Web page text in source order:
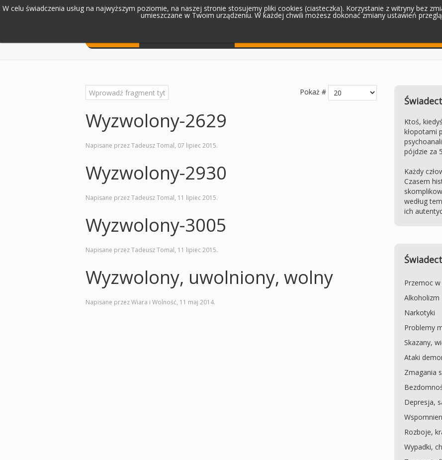
W celu świadczenia usług na najwyższym poziomie, na naszej stronie stosujemy pliki cookies (ciasteczka). Korzystanie z witryny bez
umieszczane w Twoim urządzeniu. W każdej chwili możesz dokonać zmiany ustawień
Pokaż #
Wyzwolony-2629
Napisane przez Tadeusz Tomal, 07 lipiec 2015.
Wyzwolony-2930
Napisane przez Tadeusz Tomal, 11 lipiec 2015.
Wyzwolony-3005
Napisane przez Tadeusz Tomal, 11 lipiec 2015.
Wyzwolony, uwolniony, wolny
Napisane przez Wiara i Wolność, 11 maj 2014.
Ktoś,
kłopotami
pójdzie za
Każdy
Czasem
według
ich
Przemoc
Alkoholizm
Narkotyki
Problemy
Skazany,
Ataki
Zmagania
Depresja,
Rozboje,
Wypadki,